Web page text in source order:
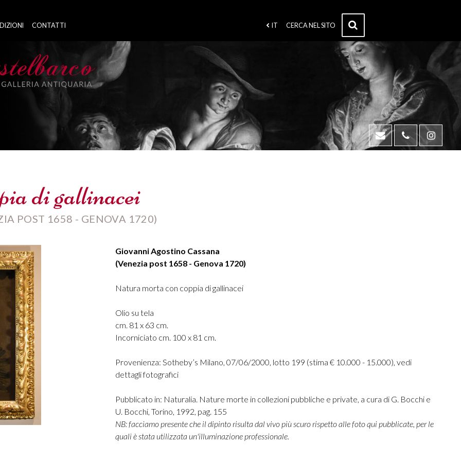
IT CERCA NEL SITO
CONTATTI
di gallinacei
POST 1658 - GENOVA 1720)
Giovanni Agostino Cassana
(Venezia post 1658 - Genova 1720)
Natura morta con coppia di gallinacei
Olio su tela
cm. 81 x 63 cm.
Incorniciato cm. 100 x 81 cm.
Provenienza: Sotheby’s Milano, 07/06/2000, lotto 199 (stima € 10.000 - 15.000), vedi
dettagli fotografici
Pubblicato in: Naturalia. Nature morte in collezioni pubbliche e private, a cura di G. Bocchi e
U. Bocchi, Torino, 1992, pag. 155
NB: facciamo presente che il dipinto risulta dal vivo più scuro rispetto alle foto qui pubblicate, per le
quali è stata utilizzata un'illuminazione professionale.